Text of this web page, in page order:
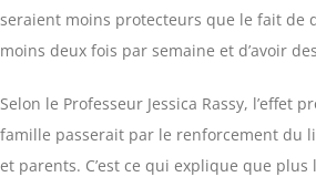
seraient moins protecteurs que le fait de
moins deux fois par semaine et d’avoir
Selon le Professeur Jessica Rassy, l’effet
famille passerait par le renforcement du
et parents. C’est ce qui explique que plus